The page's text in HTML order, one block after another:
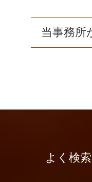
当事務所
よく検